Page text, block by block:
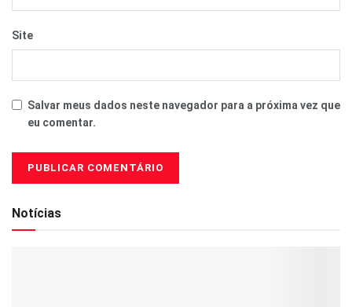
Site
Salvar meus dados neste navegador para a próxima vez que
eu comentar.
Notícias